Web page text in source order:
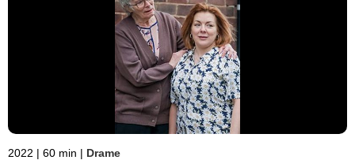
2022 | 60 min | Drame